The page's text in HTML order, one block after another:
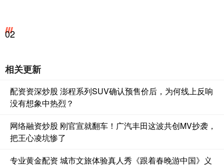
02
相关更新
配资资深炒股 澎程系列SUV确认预售价后，为何线上反响
没有想象中热烈？
网络融资炒股 刚官宣就翻车！广汽丰田这波共创MV抄袭，
把王心凌坑惨了
专业黄金配资 城市文旅体验真人秀《跟着春晚游中国》义